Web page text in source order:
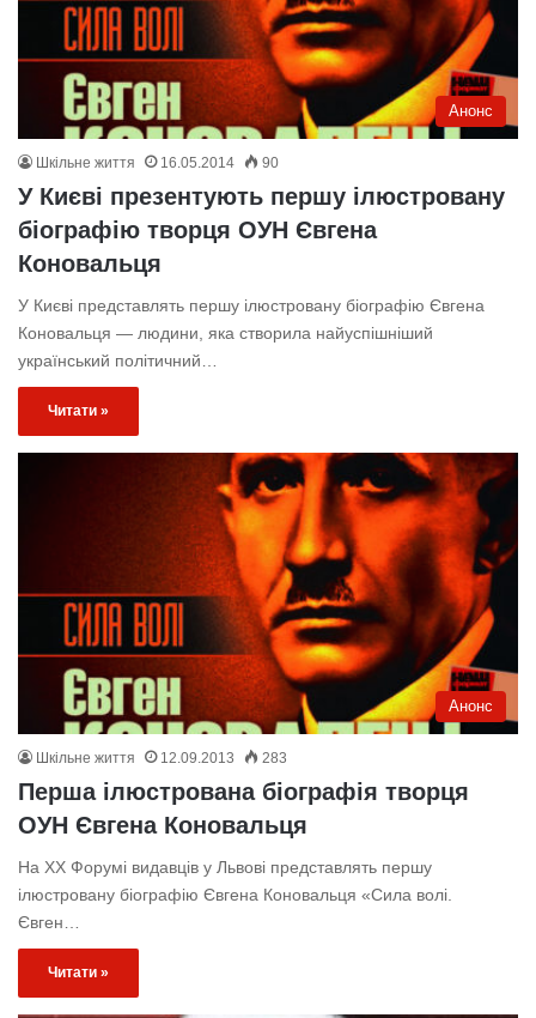
Анонс
Шкільне життя 16.05.2014 90
У Києві презентують першу ілюстровану
біографію творця ОУН Євгена
Коновальця
У Києві представлять першу ілюстровану біографію Євгена
Коновальця — людини, яка створила найуспішніший
український політичний…
Читати »
Анонс
Шкільне життя 12.09.2013 283
Перша ілюстрована біографія творця
ОУН Євгена Коновальця
На ХХ Форумі видавців у Львові представлять першу
ілюстровану біографію Євгена Коновальця «Сила волі.
Євген…
Читати »